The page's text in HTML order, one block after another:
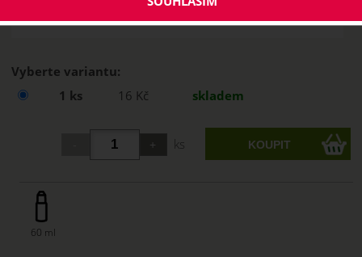
Vyberte variantu:
1 ks
16 Kč skladem
ks
60 ml